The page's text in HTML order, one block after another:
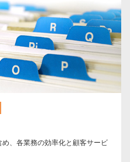
、各業務の効率化と顧客サービ